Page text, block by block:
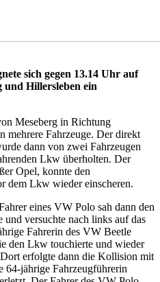
sich gegen 13.14 Uhr auf
und Hillersleben ein
Meseberg in Richtung
mehrere Fahrzeuge. Der direkt
dann von zwei Fahrzeugen
Lkw überholten. Der
Opel, konnte den
dem Lkw wieder einscheren.
eines VW Polo sah dann den
versuchte nach links auf das
Fahrerin des VW Beetle
den Lkw touchierte und wieder
erfolgte dann die Kollision mit
64-jährige Fahrzeugführerin